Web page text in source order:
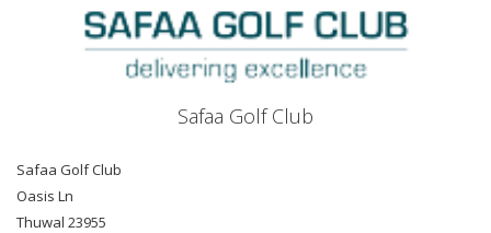
Safaa Golf Club
Safaa Golf Club
Oasis Ln
Thuwal 23955